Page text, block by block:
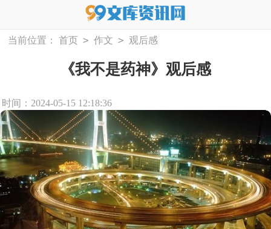
当前位置： 首页 > 作文 > 观后感
《我不是药神》观后感
时间：2024-05-15 12:18:36